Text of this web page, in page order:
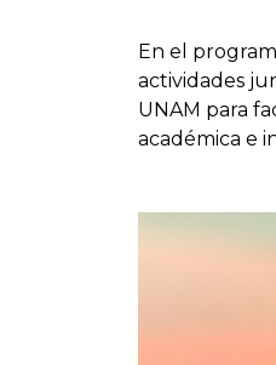
En el
actividades
UNAM para
académica e